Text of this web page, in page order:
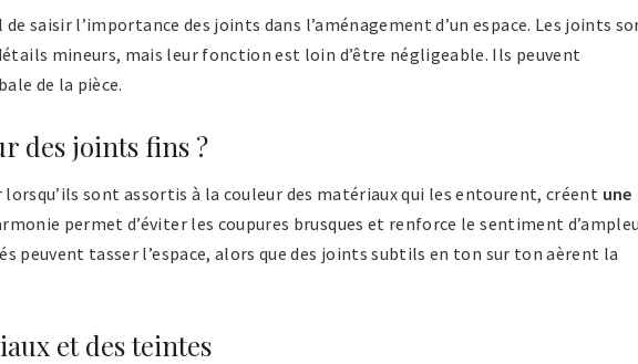
saisir l’importance des joints dans l’aménagement d’un espace. Les joints
mineurs, mais leur fonction est loin d’être négligeable. Ils peuvent
de la pièce.
des joints fins ?
sont assortis à la couleur des matériaux qui les entourent, créent une
permet d’éviter les coupures brusques et renforce le sentiment
peuvent tasser l’espace, alors que des joints subtils en ton sur ton aèrent la
et des teintes